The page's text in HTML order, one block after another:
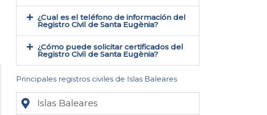
¿Cual es el teléfono de información del
Registro Civil de Santa Eugènia​?
¿Cómo puede solicitar certificados del
Registro Civil de Santa Eugènia​?
Principales registros civiles de Islas Baleares
Islas Baleares